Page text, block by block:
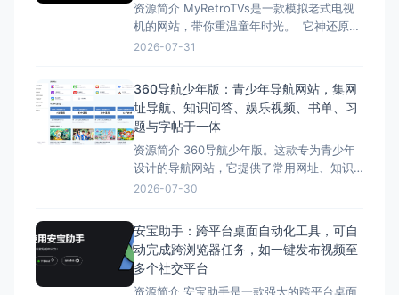
资源简介 MyRetroTVs是一款模拟老式电视
机的网站，带你重温童年时光。 它神还原了
各种经典电视机模型，用户可以切换频道，
人仿佛回到了童年。这款网站提供了许多复
古电视节目和广告，勾起用户的回忆。 无
2026-07-31
360导航少年版：青少年导航网站，集网
址导航、知识问答、娱乐视频、书单、习
题与字帖于一体
资源简介 360导航少年版。这款专为青少年
设计的导航网站，它提供了常用网址、知识
问答、营养视频、书单、口算题和字帖打印
精选内容、过滤不良信息、支持实用工具
等。 总的来说，“360导航少年版”，让家长
和孩子都能
2026-07-30
安宝助手：跨平台桌面自动化工具，可自
动完成跨浏览器任务，如一键发布视频至
多个社交平台
资源简介 安宝助手是一款强大的跨平台桌面